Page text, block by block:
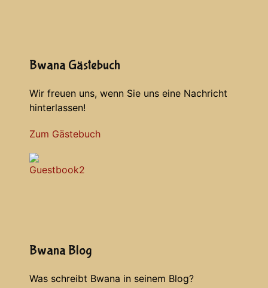
Bwana Gästebuch
Wir freuen uns, wenn Sie uns eine Nachricht
hinterlassen!
Zum Gästebuch
Bwana Blog
Was schreibt Bwana in seinem Blog?